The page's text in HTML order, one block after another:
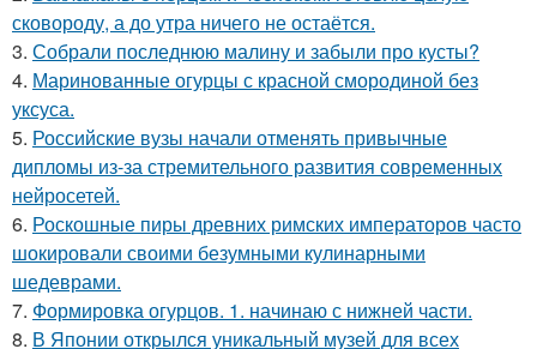
сковороду, а до утра ничего не остаётся.
3. Собрали последнюю малину и забыли про кусты?
4. Маринованные огурцы с красной смородиной без
уксуса.
5. Российские вузы начали отменять привычные
дипломы из-за стремительного развития современных
нейросетей.
6. Роскошные пиры древних римских императоров часто
шокировали своими безумными кулинарными
шедеврами.
7. Формировка огурцов. 1. начинаю с нижней части.
8. В Японии открылся уникальный музей для всех